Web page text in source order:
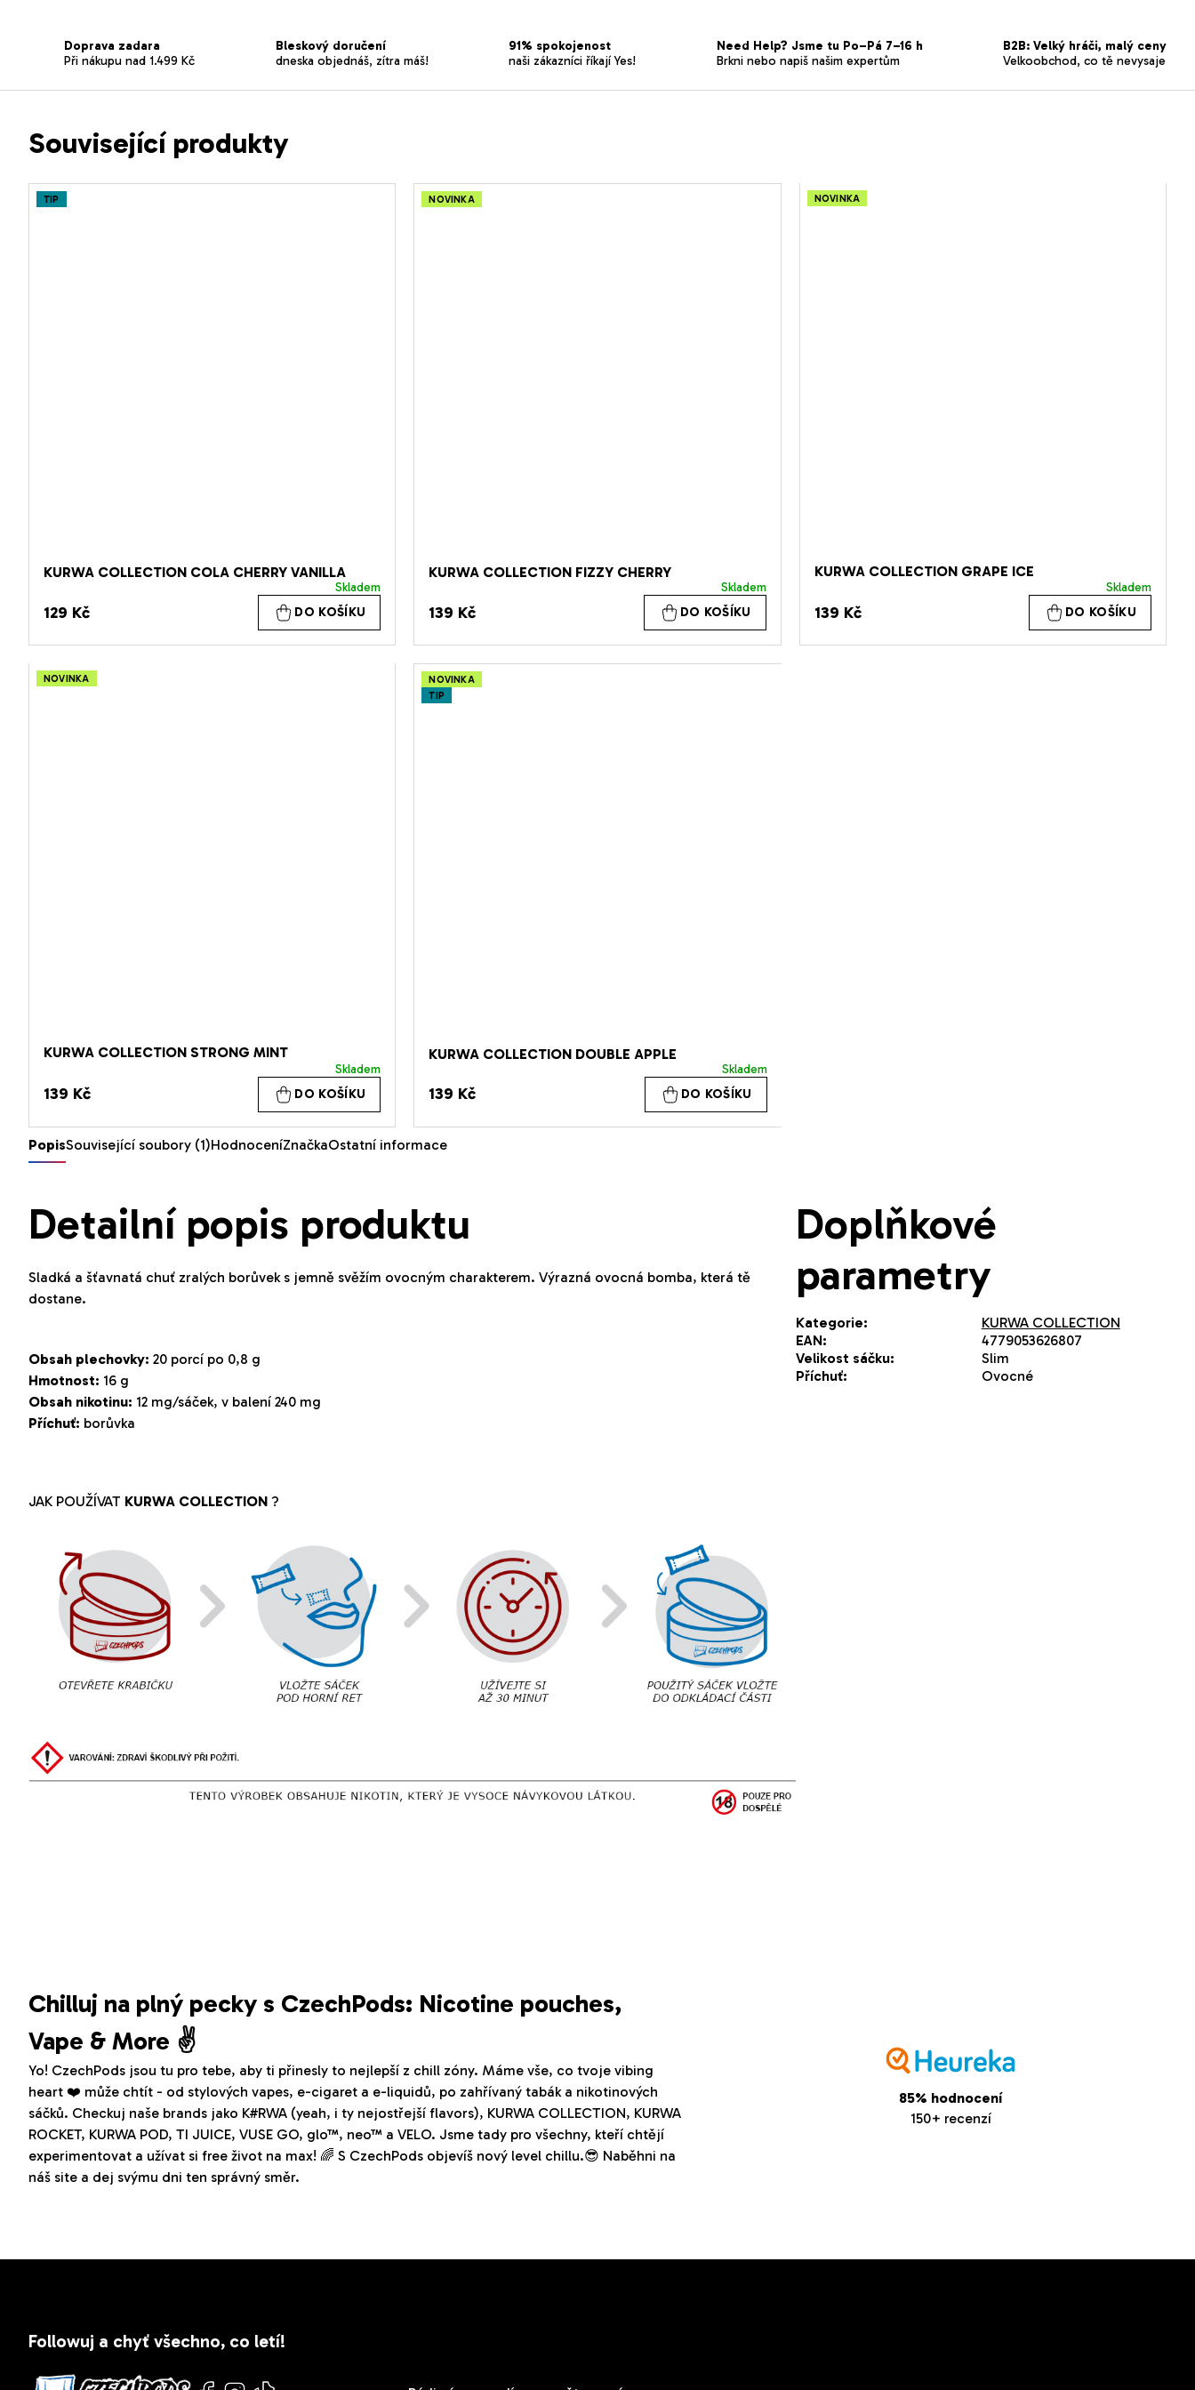
Doprava zadara
Při nákupu nad 1.499 Kč
Bleskový doručení
dneska objednáš, zítra máš!
91% spokojenost
naši zákazníci říkají Yes!
Need Help? Jsme tu Po–Pá 7–16 h
Brkni nebo napiš našim expertům
B2B: Velký hráči, malý ceny
Velkoobchod, co tě nevysaje
Související produkty
TIP
KURWA COLLECTION COLA CHERRY VANILLA
Skladem
129 Kč DO KOŠÍKU
NOVINKA
KURWA COLLECTION FIZZY CHERRY
Skladem
139 Kč DO KOŠÍKU
NOVINKA
KURWA COLLECTION GRAPE ICE
Skladem
139 Kč DO KOŠÍKU
NOVINKA
KURWA COLLECTION STRONG MINT
Skladem
139 Kč DO KOŠÍKU
NOVINKA
TIP
KURWA COLLECTION DOUBLE APPLE
Skladem
139 Kč DO KOŠÍKU
PopisSouvisející soubory (1)HodnoceníZnačkaOstatní informace
Detailní popis produktu
Sladká a šťavnatá chuť zralých borůvek s jemně svěžím ovocným charakterem. Výrazná ovocná bomba, která tě
dostane.
Obsah plechovky: 20 porcí po 0,8 g
Hmotnost: 16 g
Obsah nikotinu: 12 mg/sáček, v balení 240 mg
Příchuť: borůvka
JAK POUŽÍVAT KURWA COLLECTION ?
Doplňkové
parametry
Kategorie:
KURWA COLLECTION
EAN:
4779053626807
Velikost sáčku:
Slim
Příchuť: Ovocné
Chilluj na plný pecky s CzechPods: Nicotine pouches,
Vape & More ✌️
Yo! CzechPods jsou tu pro tebe, aby ti přinesly to nejlepší z chill zóny. Máme vše, co tvoje vibing
heart ❤️ může chtít - od stylových vapes, e-cigaret a e-liquidů, po zahřívaný tabák a nikotinových
sáčků. Checkuj naše brands jako K#RWA (yeah, i ty nejostřejší flavors), KURWA COLLECTION, KURWA
ROCKET, KURWA POD, TI JUICE, VUSE GO, glo™, neo™ a VELO. Jsme tady pro všechny, kteří chtějí
experimentovat a užívat si free život na max! 🌈 S CzechPods objevíš nový level chillu.😎 Naběhni na
náš site a dej svýmu dni ten správný směr.
85% hodnocení
150+ recenzí
Followuj a chyť všechno, co letí!